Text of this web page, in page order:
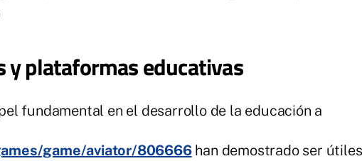
y plataformas educativas
fundamental en el desarrollo de la educación a
game/aviator/806666han demostrado ser útiles